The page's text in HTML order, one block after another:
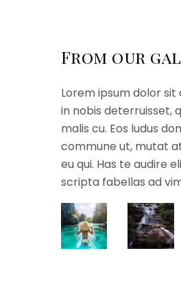
From our
Lorem ipsum dolor sit
in nobis deterruisset,
malis cu. Eos ludus
commune ut, mutat
eu qui. Has te audire
scripta fabellas ad